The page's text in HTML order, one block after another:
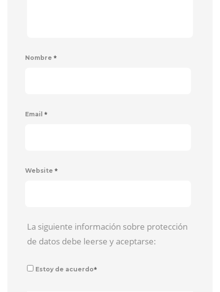
Nombre *
Email *
Website *
La siguiente información sobre protección
de datos debe leerse y aceptarse:
Estoy de acuerdo*